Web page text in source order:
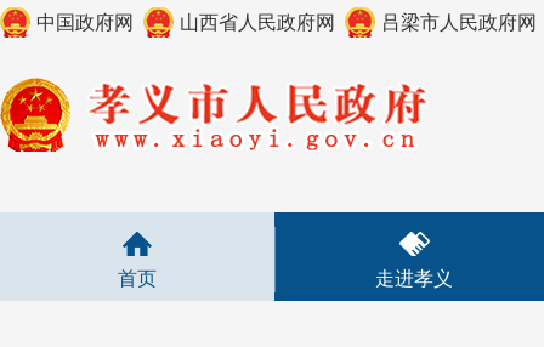
中国政府网 山西省人民政府网 吕梁市人民政府网
首页 走进孝义